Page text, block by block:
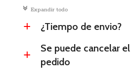
c Expandir todo
a ¿Tiempo de envio?
a
Se puede cancelar el
pedido